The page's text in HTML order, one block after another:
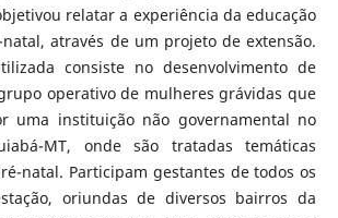
relatar a experiência da educação
através de um projeto de extensão.
consiste no desenvolvimento de
operativo de mulheres grávidas que
uma instituição não governamental no
MT, onde são tratadas temáticas
natal. Participam gestantes de todos os
oriundas de diversos bairros da